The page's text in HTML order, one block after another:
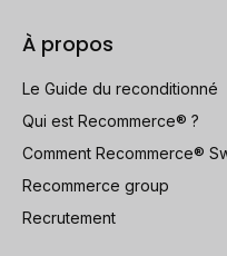
À propos
Le Guide du reconditionné
Qui est Recommerce® ?
Comment Recommerce®
Recommerce group
Recrutement